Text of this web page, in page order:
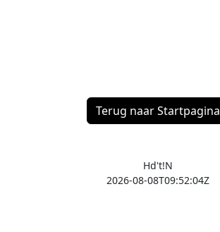
Terug naar Startpagina
Hd't!N
2026-08-08T09:52:04Z